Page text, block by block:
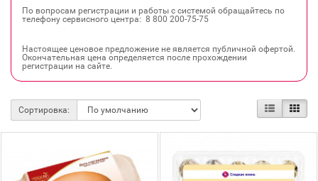
По вопросам регистрации и работы с системой обращайтесь по
телефону сервисного центра: 8 800 200‐75‐75
Настоящее ценовое предложение не является публичной офертой.
Окончательная цена определяется после прохождении
регистрации на сайте.
Сортировка: